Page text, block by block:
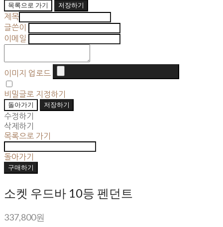
목록으로 가기
저장하기
제목
글쓴이
이메일
이미지 업로드
비밀글로 지정하기
돌아가기
저장하기
수정하기
삭제하기
목록으로 가기
돌아가기
구매하기
소켓 우드바 10등 펜던트
337,800원